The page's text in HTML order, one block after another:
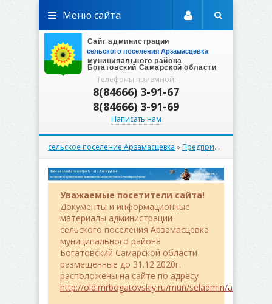
Телефоны приемной:
8(84666) 3-91-67
8(84666) 3-91-69
Написать нам
Меню сайта
сельское поселение Арзамасцевка »Предпринимателю
Уважаемые посетители сайта!
Документы и информационные
материалы администрации
сельского поселения Арзамасцевка
муниципального района
Богатовский Самарской области
размещенные до 31.12.2020г.
расположены на сайте по адресу
http://old.mrbogatovskiy.ru/mun/seladmin/